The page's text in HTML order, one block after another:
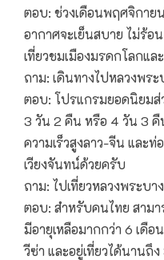
ตอบ: ช่วงเดือนพฤศจิกาย
อากาศจะเย็นสบาย ไม่ร้อ
เที่ยวชมเมืองมรดกโลกแ
ถาม: เดินทางไปหลวงพร
ตอบ: โปรแกรมยอดนิยมส่
3 วัน 2 คืน หรือ 4 วัน 3
ความเร็วสูงลาว-จีน และท่
เวียงจันทน์ด้วยครับ
ถาม: ไปเที่ยวหลวงพระบ
ตอบ: สำหรับคนไทย สาม
มีอายุเหลือมากกว่า 6 เดือ
วีซ่า และอยู่เที่ยวได้นานถึ